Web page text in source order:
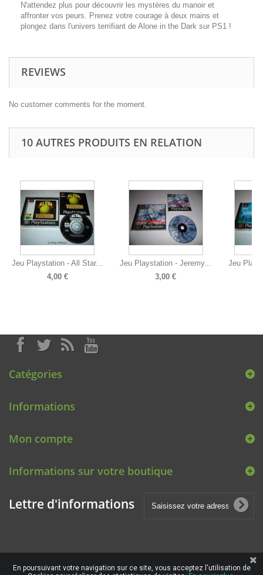
N'attendez plus pour découvrir les mystères du manoir et
affronter vos peurs. Prenez votre courage à deux mains et
plongez dans l'univers terrifiant de Alone in the Dark sur PS1 !
REVIEWS
No customer comments for the moment.
10 AUTRES PRODUITS EN RELATION
Jeu Playstation - All Star...
4,00 €
Jeu Playstation - Jeremy...
3,00 €
Jeu
Catégories
Informations
Mon compte
Informations sur votre boutique
Lettre d'informations
En poursuivant votre navigation sur ce site, vous acceptez l'utilisation de